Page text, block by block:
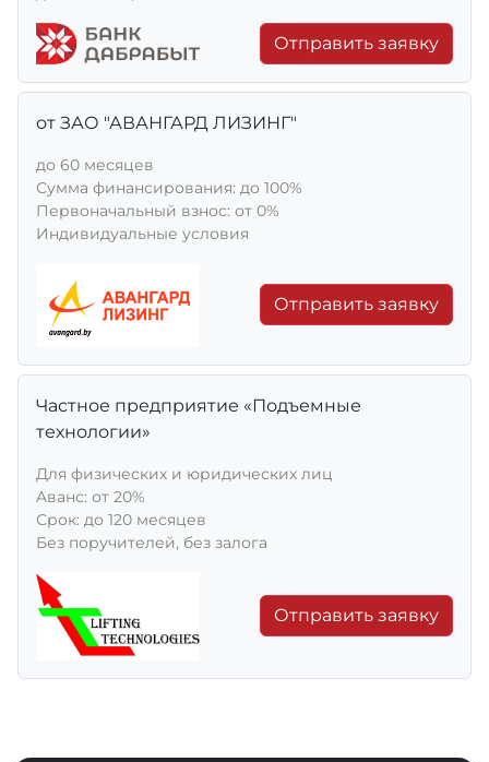
Отправить заявку
от ЗАО "АВАНГАРД ЛИЗИНГ"
до 60 месяцев
Сумма финансирования: до 100%
Первоначальный взнос: от 0%
Индивидуальные условия
Отправить заявку
Частное предприятие «Подъемные
технологии»
Для физических и юридических лиц
Aванс: от 20%
Срок: до 120 месяцев
Без поручителей, без залога
Отправить заявку